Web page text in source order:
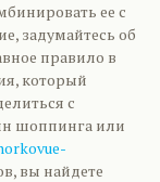
ее с
задумайтесь об
правило в
который
с
шоппинга или
вы найдете